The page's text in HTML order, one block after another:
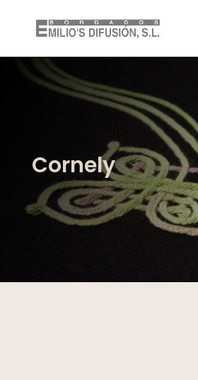
Cornely